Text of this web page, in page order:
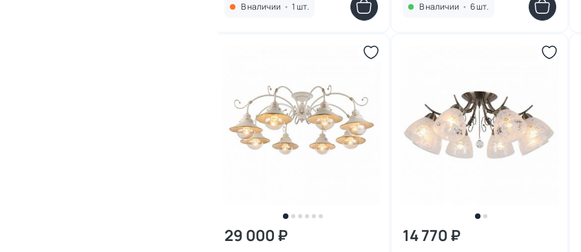
В наличии • 1 шт. В наличии • 6 шт.
29 000 ₽ 14 770 ₽